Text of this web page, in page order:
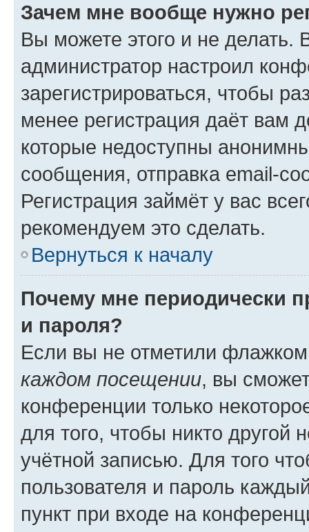
Зачем мне вообще нужно
Вы можете этого и не делать.
администратор настроил
зарегистрироваться, чтобы
менее регистрация даёт вам
которые недоступны
сообщения, отправка email-
Регистрация займёт у вас
рекомендуем это сделать.
Вернуться к началу
Почему мне периодически
и пароля?
Если вы не отметили
каждом посещении, вы
конференции только
для того, чтобы никто другой
учётной записью. Для того
пользователя и пароль
пункт при входе на